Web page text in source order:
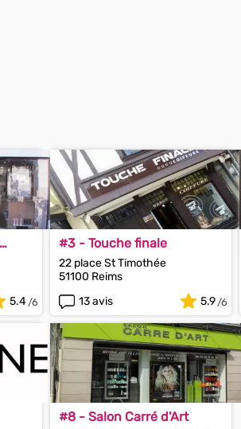
5.4
#3 - Touche finale
22 place St Timothée
51100 Reims
13 avis
5.9
#8 - Salon Carré d'Art